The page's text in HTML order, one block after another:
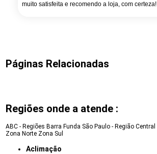
muito satisfeita e recomendo a loja, com certeza!
Páginas Relacionadas
Regiões onde a atende :
ABC - Regiões Barra Funda São Paulo - Região Central
Zona Norte Zona Sul
Aclimação